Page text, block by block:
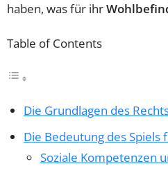
haben, was für ihr
Table of Contents
Die Grundlagen des
Die Bedeutung des
Soziale Kompetenzen